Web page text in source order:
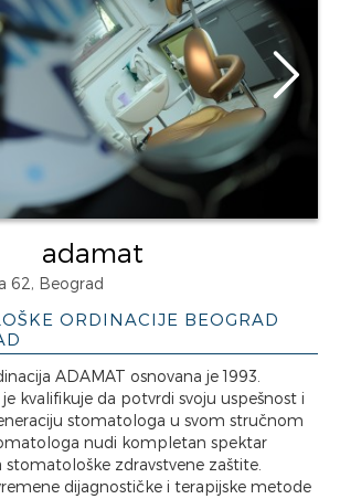
adamat
62, Beograd
ORDINACIJE BEOGRAD
ADAMAT osnovana je 1993.
kvalifikuje da potvrdi svoju uspešnost i
stomatologa u svom stručnom
nudi kompletan spektar
zdravstvene zaštite.
dijagnostičke i terapijske metode